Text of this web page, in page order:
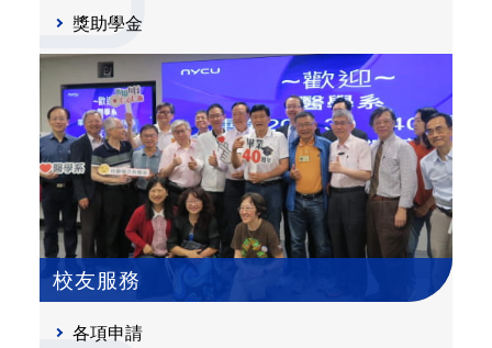
獎助學金
校友服務
各項申請